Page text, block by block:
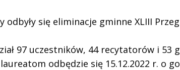
się eliminacje gminne XLIII
97 uczestników, 44 recytatorów i 53
odbędzie się 15.12.2022 r. o